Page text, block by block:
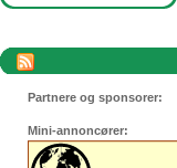
Partnere og sponsorer:
Mini-annoncører: